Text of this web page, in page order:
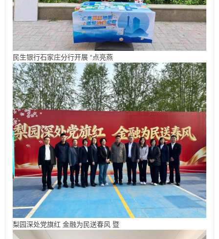
民生银行石家庄分行开展 “点亮燕
梨园深处党旗红 金融为民送春风 暨